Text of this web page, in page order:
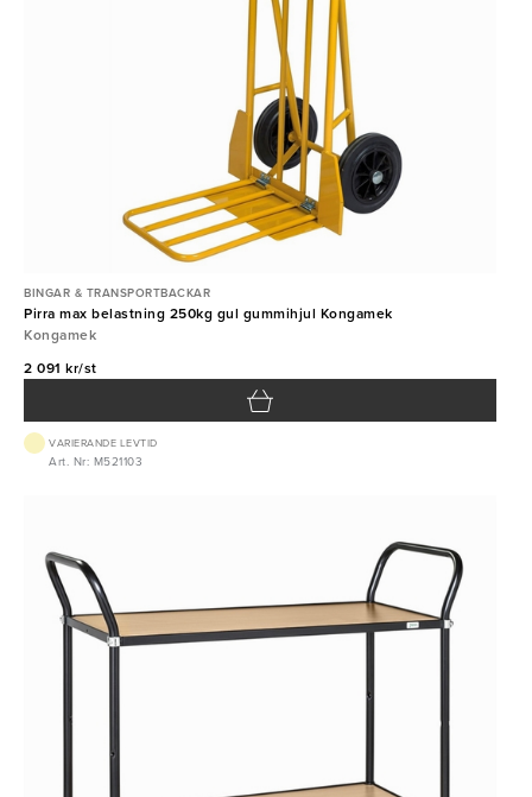
BINGAR & TRANSPORTBACKAR
Pirra max belastning 250kg gul gummihjul Kongamek
Kongamek
2 091 kr/st
VARIERANDE LEVTID
Art. Nr: M521103